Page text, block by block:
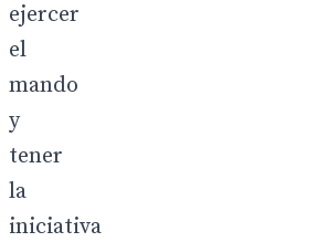
ejercer
el
mando
y
tener
la
iniciativa